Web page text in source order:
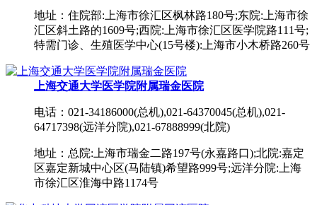
地址：住院部:上海市徐汇区枫林路180号;东院:上海市徐
汇区斜土路的1609号;西院:上海市徐汇区医学院路111号;
特需门诊、生殖医学中心(15号楼):上海市小木桥路260号
上海交通大学医学院附属瑞金医院
电话：021-34186000(总机),021-64370045(总机),021-
64717398(远洋分院),021-67888999(北院)
地址：总院:上海市瑞金二路197号(永嘉路口);北院:嘉定
区嘉定新城中心区(马陆镇)希望路999号;远洋分院:上海
市徐汇区淮海中路1174号